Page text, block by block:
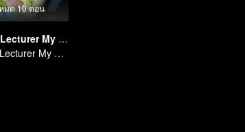
มด 10 ตอน
My Lecturer My Husband S2
My Lecturer My Husband